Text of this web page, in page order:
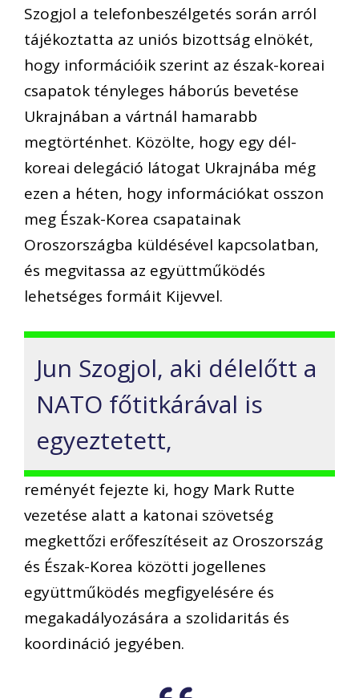
Szogjol a telefonbeszélgetés során arról
tájékoztatta az uniós bizottság elnökét,
hogy információik szerint az észak-koreai
csapatok tényleges háborús bevetése
Ukrajnában a vártnál hamarabb
megtörténhet. Közölte, hogy egy dél-
koreai delegáció látogat Ukrajnába még
ezen a héten, hogy információkat osszon
meg Észak-Korea csapatainak
Oroszországba küldésével kapcsolatban,
és megvitassa az együttműködés
lehetséges formáit Kijevvel.
Jun Szogjol, aki délelőtt a
NATO főtitkárával is
egyeztetett,
reményét fejezte ki, hogy Mark Rutte
vezetése alatt a katonai szövetség
megkettőzi erőfeszítéseit az Oroszország
és Észak-Korea közötti jogellenes
együttműködés megfigyelésére és
megakadályozására a szolidaritás és
koordináció jegyében.